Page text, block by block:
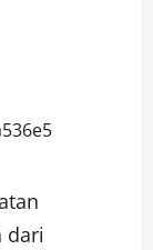
dari